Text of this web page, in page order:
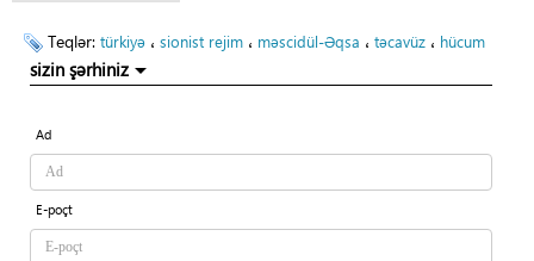
Teqlər: türkiyə ، sionist rejim ، məscidül-Əqsa ، təcavüz ، hücum
sizin şərhiniz
Ad
E-poçt